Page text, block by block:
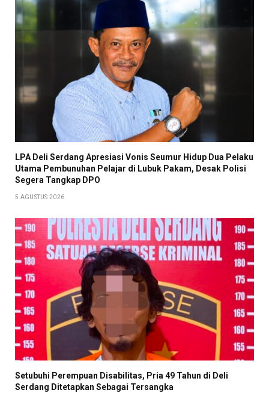
LPA Deli Serdang Apresiasi Vonis Seumur Hidup Dua Pelaku
Utama Pembunuhan Pelajar di Lubuk Pakam, Desak Polisi
Segera Tangkap DPO
5 AGUSTUS 2026
Setubuhi Perempuan Disabilitas, Pria 49 Tahun di Deli
Serdang Ditetapkan Sebagai Tersangka